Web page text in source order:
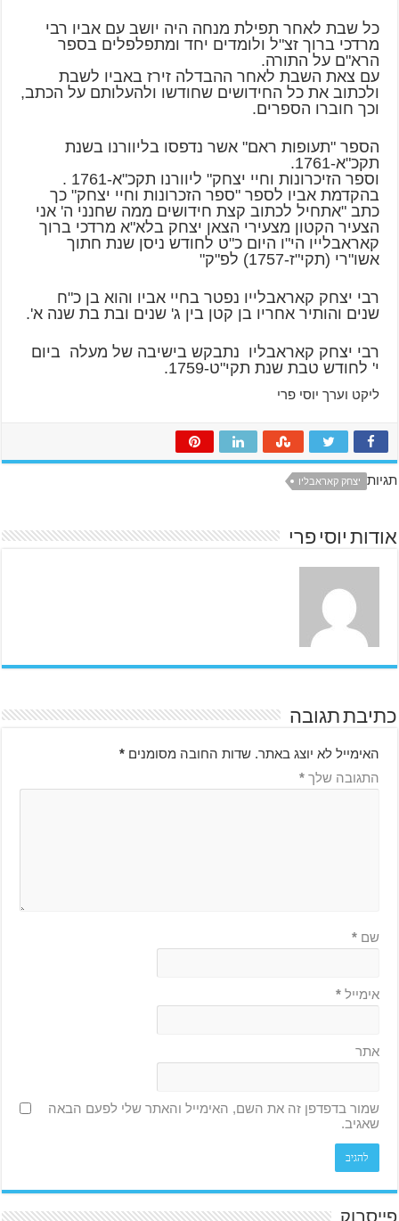
כל שבת לאחר תפילת מנחה היה יושב עם אביו רבי
מרדכי ברוך זצ"ל ולומדים יחד ומתפלפלים בספר
הרא"ם על התורה.
עם צאת השבת לאחר ההבדלה זירז באביו לשבת
ולכתוב את כל החידושים שחודשו ולהעלותם על הכתב,
וכך חוברו הספרים.
הספר "תעופות ראם" אשר נדפסו בליוורנו בשנת
תקכ"א-1761.
וספר הזיכרונות וחיי יצחק" ליוורנו תקכ"א-1761 .
בהקדמת אביו לספר "ספר הזכרונות וחיי יצחק" כך
כתב "אתחיל לכתוב קצת חידושים ממה שחנני ה' אני
הצעיר הקטון מצעירי הצאן יצחק בלא"א מרדכי ברוך
קאראבלייו הי"ו היום כ"ט לחודש ניסן שנת חתוך
אשו"רי (תקי"ז-1757) לפ"ק"
רבי יצחק קאראבלייו נפטר בחיי אביו והוא בן כ"ח
שנים והותיר אחריו בן קטן בין ג' שנים ובת בת שנה א'.
רבי יצחק קאראבליו נתבקש בישיבה של מעלה ביום
י' לחודש טבת שנת תקי"ט-1759.
ליקט וערך יוסי פרי
תגיות יצחק קאראבליו
אודות יוסי פרי
כתיבת תגובה
האימייל לא יוצג באתר. שדות החובה מסומנים*
התגובה שלך*
שם*
אימייל*
אתר
שמור בדפדפן זה את השם, האימייל והאתר שלי לפעם הבאה
שאגיב.
פייסבוק